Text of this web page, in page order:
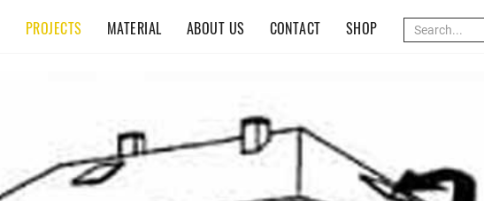
PROJECTS MATERIAL ABOUT US CONTACT SHOP